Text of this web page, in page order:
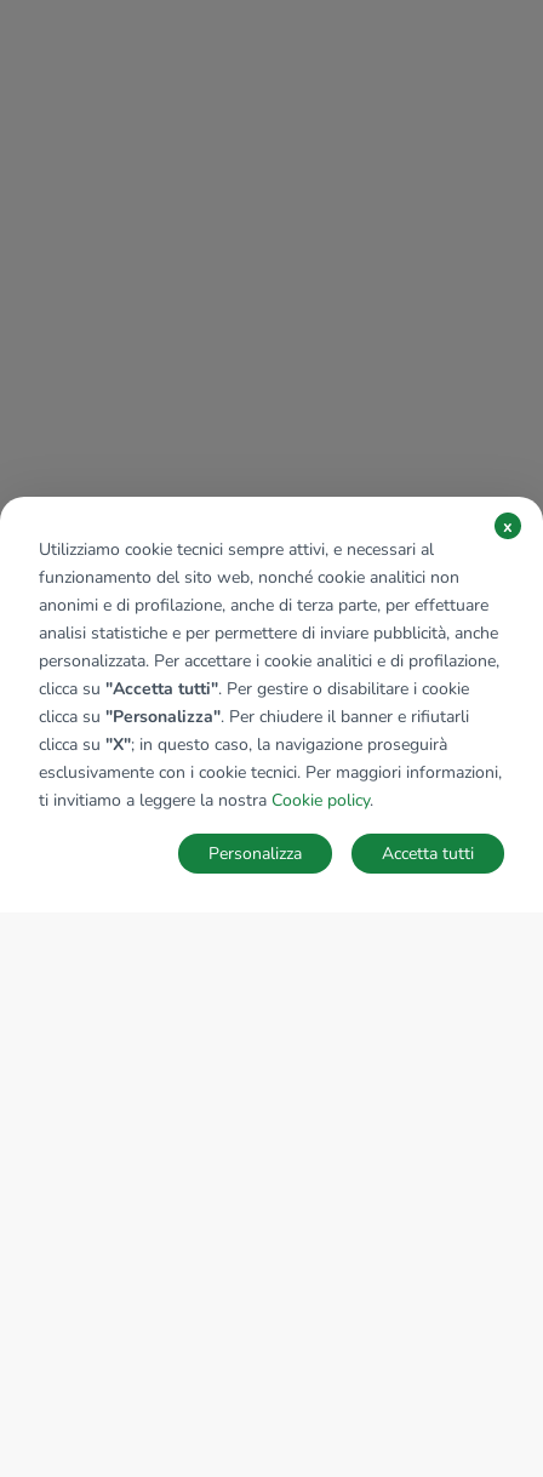
SALVA RICERCA
Utilizziamo cookie tecnici sempre attivi, e necessari al
funzionamento del sito web, nonché cookie analitici non
anonimi e di profilazione, anche di terza parte, per effettuare
analisi statistiche e per permettere di inviare pubblicità, anche
personalizzata. Per accettare i cookie analitici e di profilazione,
clicca su "Accetta tutti". Per gestire o disabilitare i cookie
clicca su "Personalizza". Per chiudere il banner e rifiutarli
clicca su "X"; in questo caso, la navigazione proseguirà
esclusivamente con i cookie tecnici. Per maggiori informazioni,
ti invitiamo a leggere la nostra Cookie policy.
x
Accetta tutti
Personalizza